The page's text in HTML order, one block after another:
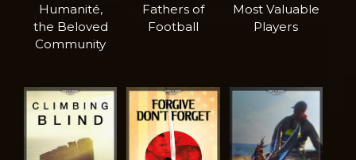
Humanité,
the Beloved
Community
Fathers of
Football
Most Valuable
Players